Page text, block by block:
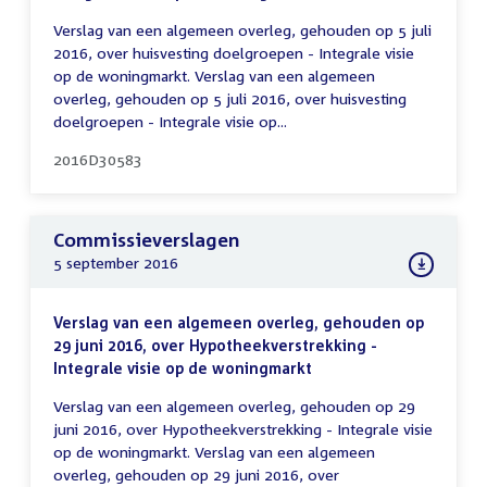
Verslag van een algemeen overleg, gehouden op 5 juli
2016, over huisvesting doelgroepen - Integrale visie
op de woningmarkt. Verslag van een algemeen
overleg, gehouden op 5 juli 2016, over huisvesting
doelgroepen - Integrale visie op...
2016D30583
Commissieverslagen
5 september 2016
Verslag van een algemeen overleg, gehouden op
29 juni 2016, over Hypotheekverstrekking -
Integrale visie op de woningmarkt
Verslag van een algemeen overleg, gehouden op 29
juni 2016, over Hypotheekverstrekking - Integrale visie
op de woningmarkt. Verslag van een algemeen
overleg, gehouden op 29 juni 2016, over